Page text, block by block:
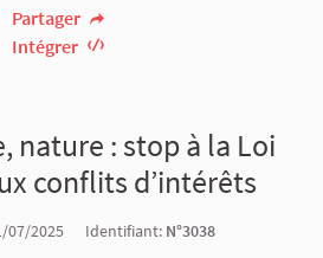
Partager
Intégrer
nature : stop à la Loi
conflits d’intérêts
07/2025 Identifiant: N°3038